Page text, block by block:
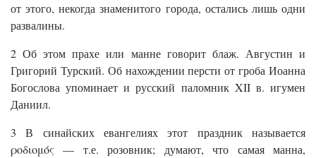
от этого, некогда знаменитого города, остались лишь одни
развалины.
2 Об этом прахе или манне говорит блаж. Августин и
Григорий Турский. Об нахождении персти от гроба Иоанна
Богослова упоминает и русский паломник XII в. игумен
Даниил.
3 В синайских евангелиях этот праздник называется
ροδιομός — т.е. розовник; думают, что самая манна,